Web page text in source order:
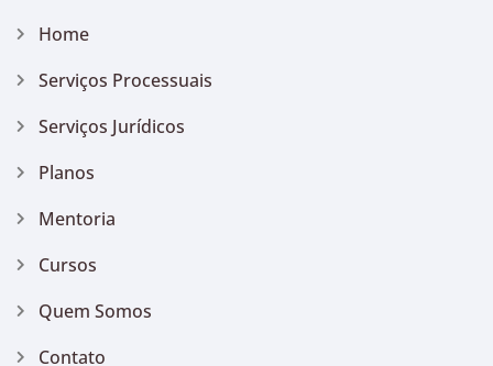
Home
Serviços Processuais
Serviços Jurídicos
Planos
Mentoria
Cursos
Quem Somos
Contato